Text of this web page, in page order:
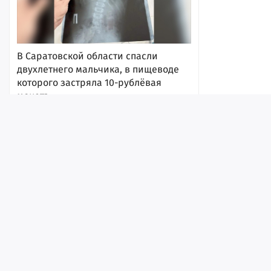
В Саратовской области спасли
двухлетнего мальчика, в пищеводе
которого застряла 10-рублёвая
монета